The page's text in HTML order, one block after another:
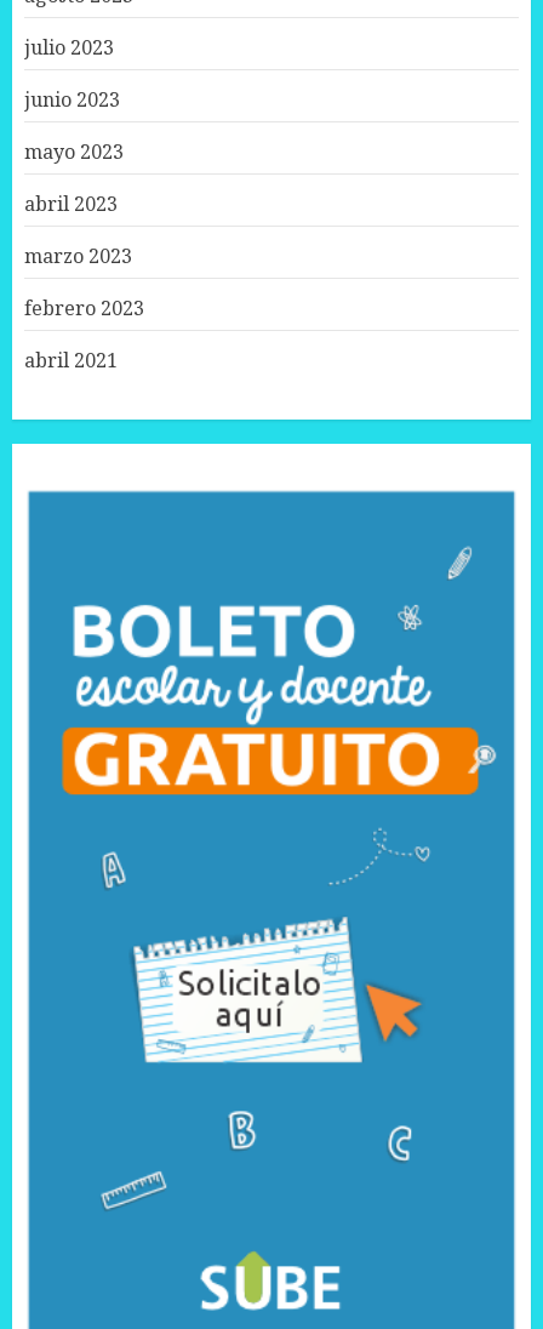
julio 2023
junio 2023
mayo 2023
abril 2023
marzo 2023
febrero 2023
abril 2021